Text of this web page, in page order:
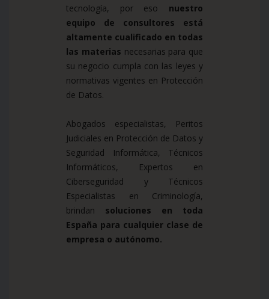
tecnología, por eso nuestro
equipo de consultores está
altamente cualificado en todas
las materias necesarias para que
su negocio cumpla con las leyes y
normativas vigentes en Protección
de Datos.
Abogados especialistas, Peritos
Judiciales en Protección de Datos y
Seguridad Informática, Técnicos
Informáticos, Expertos en
Ciberseguridad y Técnicos
Especialistas en Criminología,
brindan soluciones en toda
España para cualquier clase de
empresa o autónomo.